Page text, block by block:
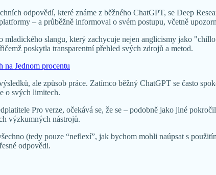
odpovědí, které známe z běžného ChatGPT, se Deep
– a průběžně informoval o svém postupu, včetně
mladického slangu, který zachycuje nejen anglicismy jako
poskytla transparentní přehled svých zdrojů a metod.
na Jednom procentu
ale způsob práce. Zatímco běžný ChatGPT se často
o svých limitech.
Pro verze, očekává se, že se – podobně jako jiné
výzkumných nástrojů.
(tedy pouze “neflexí”, jak bychom mohli naúpsat s
odpovědi.